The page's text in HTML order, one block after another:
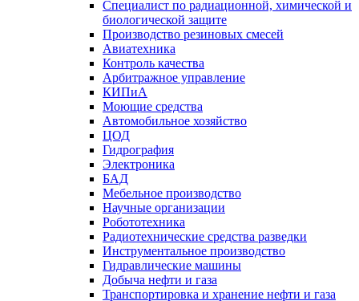
Специалист по радиационной, химической и
биологической защите
Производство резиновых смесей
Авиатехника
Контроль качества
Арбитражное управление
КИПиА
Моющие средства
Автомобильное хозяйство
ЦОД
Гидрография
Электроника
БАД
Мебельное производство
Научные организации
Робототехника
Радиотехнические средства разведки
Инструментальное производство
Гидравлические машины
Добыча нефти и газа
Транспортировка и хранение нефти и газа